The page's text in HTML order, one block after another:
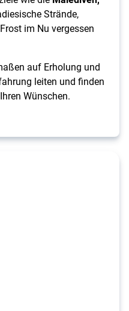
Strände,
im Nu vergessen
auf Erholung und
leiten und finden
Wünschen.